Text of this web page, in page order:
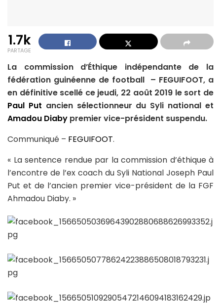
1.7k
PARTAGE
La commission d’Éthique indépendante de la
fédération guinéenne de football – FEGUIFOOT, a
en définitive scellé ce jeudi, 22 août 2019 le sort de
Paul Put ancien sélectionneur du Syli national et
Amadou Diaby premier vice-président suspendu.
Communiqué – FEGUIFOOT.
« La sentence rendue par la commission d’éthique à
l’encontre de l’ex coach du Syli National Joseph Paul
Put et de l’ancien premier vice-président de la FGF
Ahmadou Diaby. »